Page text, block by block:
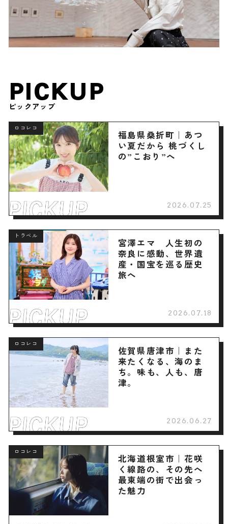
PICKUP
ピックアップ
ロコレコ
福島県桑折町｜あつ
い夏だから 桃づくし
の”こおり”へ
2026.07.25
トラベル
宮澤エマ 人生初の
奈良に感動、世界遺
産・国宝を巡る歴史
旅へ
2026.07.18
ロコレコ
佐賀県唐津市｜また
来たくなる、海のま
ち。味も、人も、唐
津。
2026.06.27
ロコレコ
北海道根室市｜花咲
く線路の、その先へ
最東端の街で出会っ
た魅力